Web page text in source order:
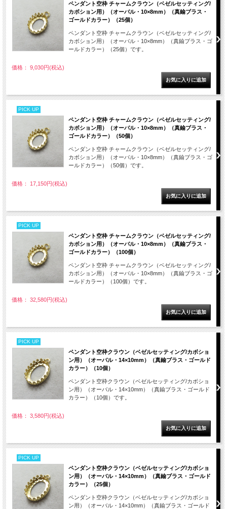
ペンダント空枠 チャームクラウン（ベゼルセッティング/
カボション用）（オーバル・10×8mm）（真鍮ブラス・
ゴールドカラー）（25個）
ペンダント空枠 チャームクラウン（ベゼルセッティング/
カボション用）（オーバル・10×8mm）（真鍮ブラス・ゴ
ールドカラー）（25個）です。
価格： 9,030円(税込)
PICK UP
ペンダント空枠 チャームクラウン（ベゼルセッティング/
カボション用）（オーバル・10×8mm）（真鍮ブラス・
ゴールドカラー）（50個）
ペンダント空枠 チャームクラウン（ベゼルセッティング/
カボション用）（オーバル・10×8mm）（真鍮ブラス・ゴ
ールドカラー）（50個）です。
価格： 17,150円(税込)
PICK UP
ペンダント空枠 チャームクラウン（ベゼルセッティング/
カボション用）（オーバル・10×8mm）（真鍮ブラス・
ゴールドカラー）（100個）
ペンダント空枠 チャームクラウン（ベゼルセッティング/
カボション用）（オーバル・10×8mm）（真鍮ブラス・ゴ
ールドカラー）（100個）です。
価格： 32,580円(税込)
PICK UP
ペンダント空枠クラウン（ベゼルセッティング/カボショ
ン用）（オーバル・14×10mm）（真鍮ブラス・ゴールド
カラー）（10個）
ペンダント空枠クラウン（ベゼルセッティング/カボショ
ン用）（オーバル・14×10mm）（真鍮ブラス・ゴールド
カラー）（10個）です。
価格： 3,580円(税込)
PICK UP
ペンダント空枠クラウン（ベゼルセッティング/カボショ
ン用）（オーバル・14×10mm）（真鍮ブラス・ゴールド
カラー）（25個）
ペンダント空枠クラウン（ベゼルセッティング/カボショ
ン用）（オーバル・14×10mm）（真鍮ブラス・ゴールド